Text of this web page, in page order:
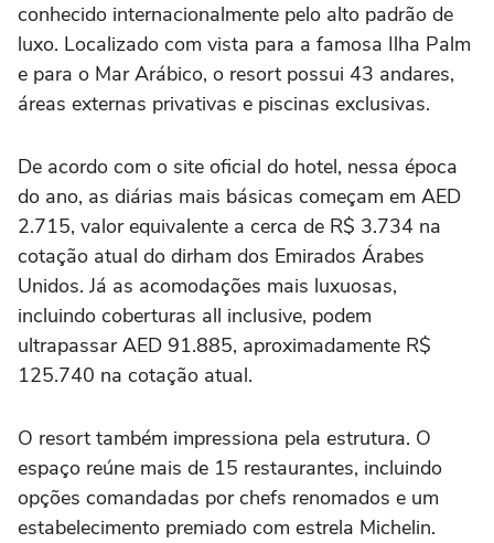
conhecido internacionalmente pelo alto padrão de
luxo. Localizado com vista para a famosa Ilha Palm
e para o Mar Arábico, o resort possui 43 andares,
áreas externas privativas e piscinas exclusivas.
De acordo com o site oficial do hotel, nessa época
do ano, as diárias mais básicas começam em AED
2.715, valor equivalente a cerca de R$ 3.734 na
cotação atual do dirham dos Emirados Árabes
Unidos. Já as acomodações mais luxuosas,
incluindo coberturas all inclusive, podem
ultrapassar AED 91.885, aproximadamente R$
125.740 na cotação atual.
O resort também impressiona pela estrutura. O
espaço reúne mais de 15 restaurantes, incluindo
opções comandadas por chefs renomados e um
estabelecimento premiado com estrela Michelin.